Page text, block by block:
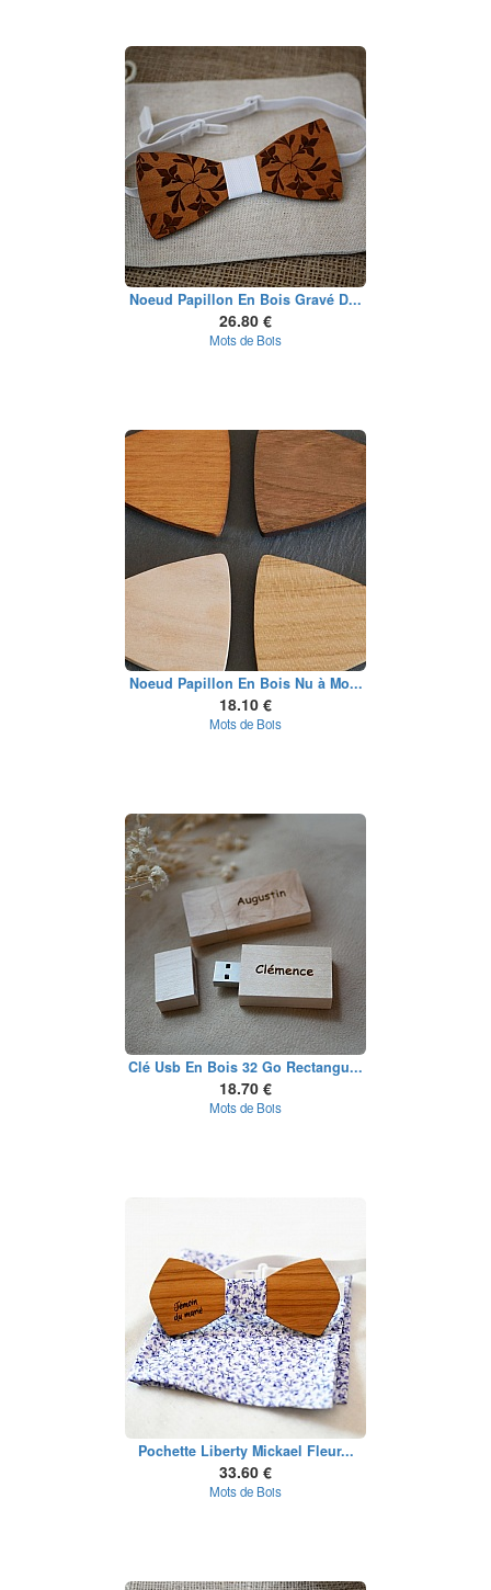
Noeud Papillon En Bois Gravé D...
26.80 €
Mots de Bois
Noeud Papillon En Bois Nu à Mo...
18.10 €
Mots de Bois
Clé Usb En Bois 32 Go Rectangu...
18.70 €
Mots de Bois
Pochette Liberty Mickael Fleur...
33.60 €
Mots de Bois